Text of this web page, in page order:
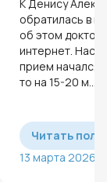
К Денису
обратилась в
об этом
интернет.
прием начался
то на 15-20 м...
Читать
13 марта 2026